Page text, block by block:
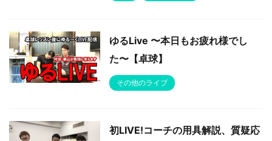
ゆるLive 〜本日もお疲れ様でし
た〜【卓球】
その他のライブ
初LIVE!コーチの用具解説、質疑応